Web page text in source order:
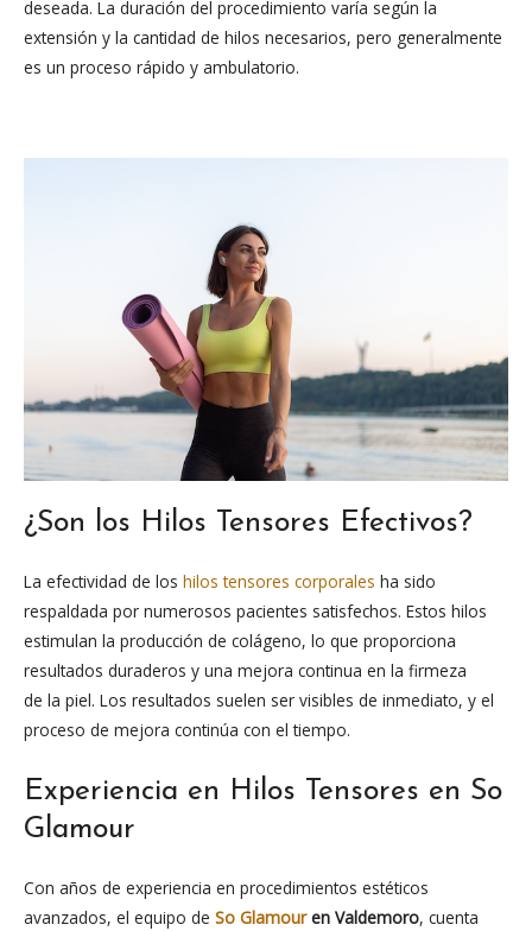
deseada. La duración del procedimiento varía según la
extensión y la cantidad de hilos necesarios, pero generalmente
es un proceso rápido y ambulatorio.
¿Son los Hilos Tensores Efectivos?
La efectividad de los hilos tensores corporales ha sido
respaldada por numerosos pacientes satisfechos. Estos hilos
estimulan la producción de colágeno, lo que proporciona
resultados duraderos y una mejora continua en la firmeza
de la piel. Los resultados suelen ser visibles de inmediato, y el
proceso de mejora continúa con el tiempo.
Experiencia en Hilos Tensores en So
Glamour
Con años de experiencia en procedimientos estéticos
avanzados, el equipo de So Glamour en Valdemoro, cuenta